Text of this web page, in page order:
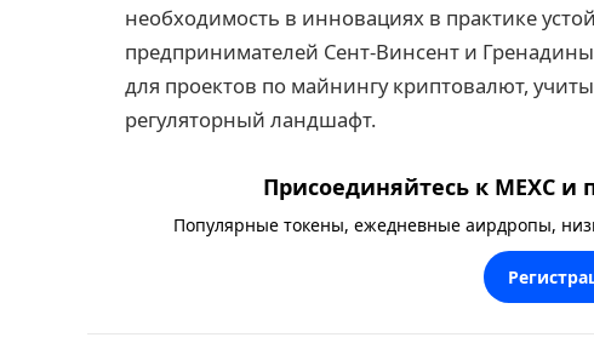
необходимость в инновациях в практике
предпринимателей Сент-Винсент и
для проектов по майнингу криптовалют,
регуляторный ландшафт.
Присоединяйтесь к MEXC и
Популярные токены, ежедневные аирдропы,